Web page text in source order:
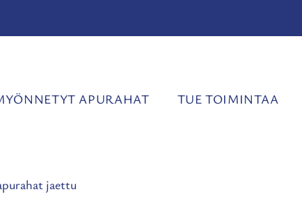
APURAHAT TUE TOIMINTAA
jaettu